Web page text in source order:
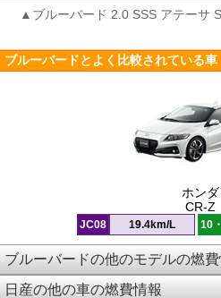
▲ブルーバード 2.0 SSS アテーサ
ブルーバードとよく比較されている車
ホンダ
CR-Z
JC08 19.4km/L 10
ブルーバードの他のモデルの燃費
日産の他の車の燃費情報